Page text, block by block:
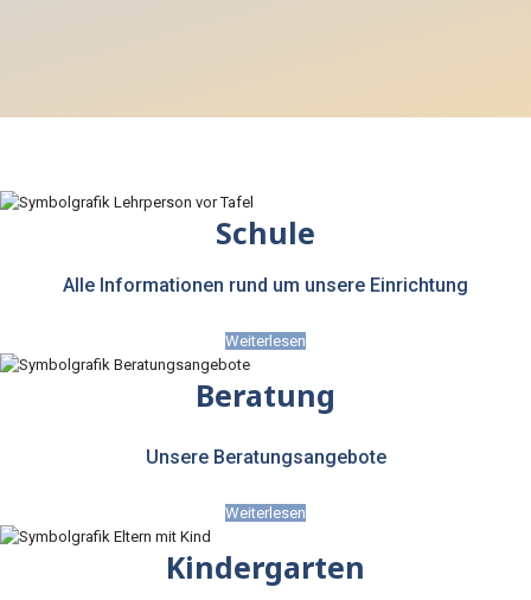
Schule
Alle Informationen rund um unsere Einrichtung
Weiterlesen
Beratung
Unsere Beratungsangebote
Weiterlesen
Kindergarten